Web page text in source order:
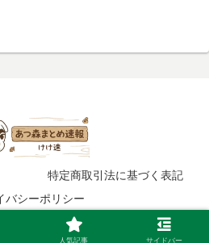
特定商取引法に基づく表記
バシーポリシー
つ森まとめ速報.
人気記事 サイドバー